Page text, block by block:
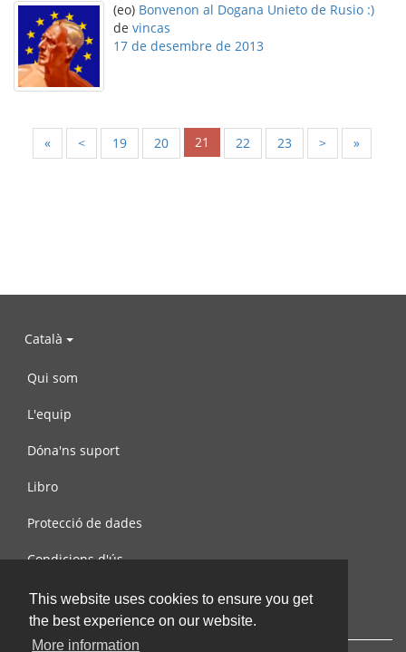
This website uses cookies to ensure you get
the best experience on our website.
More information
(eo) Bonvenon al Dogana Unieto de Rusio :)
de vincas
17 de desembre de 2013
« < 19 20 21 22 23 > »
Català
Qui som
L'equip
Dóna'ns suport
Libro
Protecció de dades
Condicions d'ús
Contacta amb nosaltres